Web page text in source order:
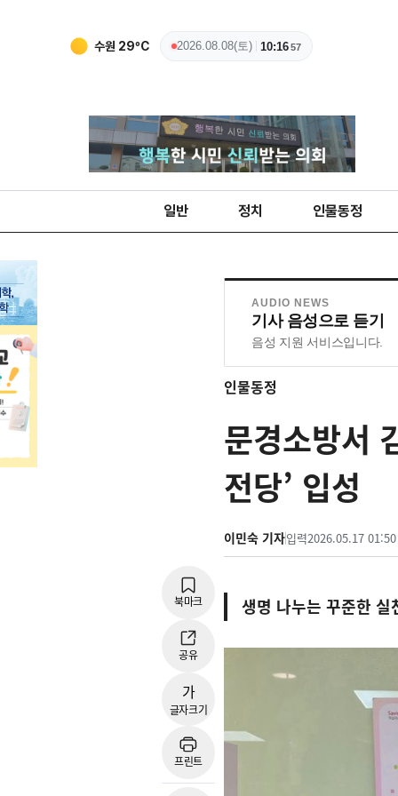
수원 29ºC 2026.08.08(토) 10:1658
일반 정치 인물동정
AUDIO NEWS
기사 음성으로 듣기
음성 지원 서비스입니다.
인물동정
문경소방서
전당’ 입성
이민숙 기자입력2026.05.17 01:50
북마크
공유
가
글자크기
프린트
생명 나누는 꾸준한